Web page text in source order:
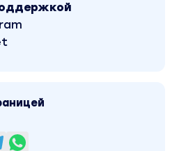
для бизнес-романа
он доступен только
(такое тоже можно) книг на
книг и план